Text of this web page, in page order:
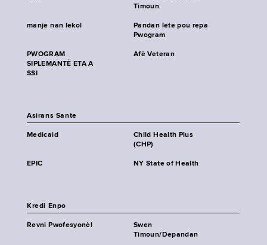
Timoun
manje nan lekol
Pandan lete pou repa
Pwogram
PWOGRAM
SIPLEMANTÈ ETA A
SSI
Afè Veteran
Asirans Sante
Medicaid
Child Health Plus
(CHP)
EPIC NY State of Health
Kredi Enpo
Revni Pwofesyonèl
Swen
Timoun/Depandan